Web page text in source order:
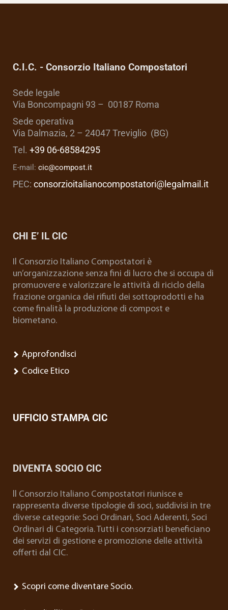
C.I.C. - Consorzio Italiano Compostatori
Sede legale
Via Boncompagni 93 – 00187 Roma
Sede operativa
Via Dalmazia, 2 – 24047 Treviglio (BG)
Tel. +39 06-68584295
E-mail: cic@compost.it
PEC: consorzioitalianocompostatori@legalmail.it
CHI E’ IL CIC
Il Consorzio Italiano Compostatori è
un’organizzazione senza fini di lucro che si occupa di
promuovere e valorizzare le attività di riciclo della
frazione organica dei rifiuti dei sottoprodotti e ha
come finalità la produzione di compost e
biometano.
Approfondisci
Codice Etico
UFFICIO STAMPA CIC
DIVENTA SOCIO CIC
ll Consorzio Italiano Compostatori riunisce e
rappresenta diverse tipologie di soci, suddivisi in tre
diverse categorie: Soci Ordinari, Soci Aderenti, Soci
Ordinari di Categoria. Tutti i consorziati beneficiano
dei servizi di gestione e promozione delle attività
offerti dal CIC.
Scopri come diventare Socio.